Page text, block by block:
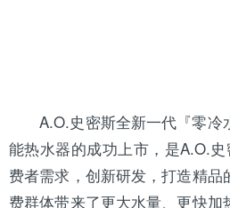
A.O.史密斯全新一代『零冷
能热水器的成功上市，是A.O.
费者需求，创新研发，打造精
费群体带来了更大水量、更快